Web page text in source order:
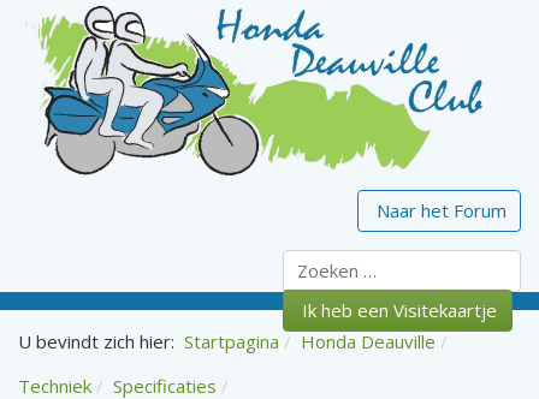
Naar het Forum
Zoeken
Ik heb een Visitekaartje
U bevindt zich hier: Startpagina
Honda Deauville
Techniek
Specificaties